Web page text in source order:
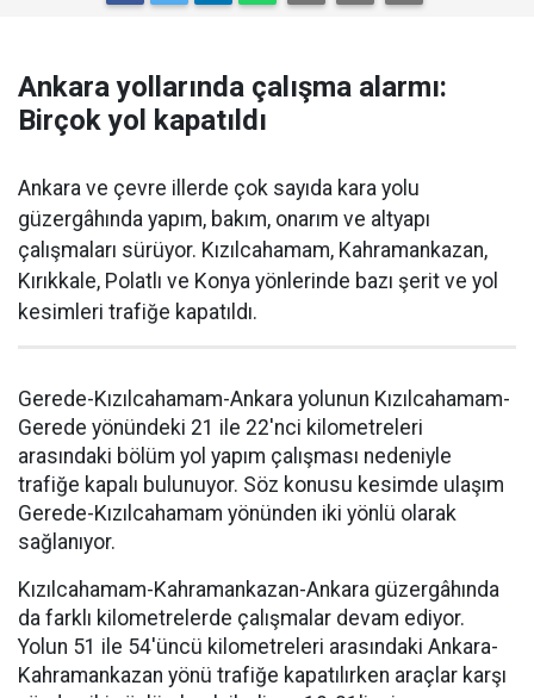
Ankara yollarında çalışma alarmı:
Birçok yol kapatıldı
Ankara ve çevre illerde çok sayıda kara yolu
güzergâhında yapım, bakım, onarım ve altyapı
çalışmaları sürüyor. Kızılcahamam, Kahramankazan,
Kırıkkale, Polatlı ve Konya yönlerinde bazı şerit ve yol
kesimleri trafiğe kapatıldı.
Gerede-Kızılcahamam-Ankara yolunun Kızılcahamam-
Gerede yönündeki 21 ile 22'nci kilometreleri
arasındaki bölüm yol yapım çalışması nedeniyle
trafiğe kapalı bulunuyor. Söz konusu kesimde ulaşım
Gerede-Kızılcahamam yönünden iki yönlü olarak
sağlanıyor.
Kızılcahamam-Kahramankazan-Ankara güzergâhında
da farklı kilometrelerde çalışmalar devam ediyor.
Yolun 51 ile 54'üncü kilometreleri arasındaki Ankara-
Kahramankazan yönü trafiğe kapatılırken araçlar karşı